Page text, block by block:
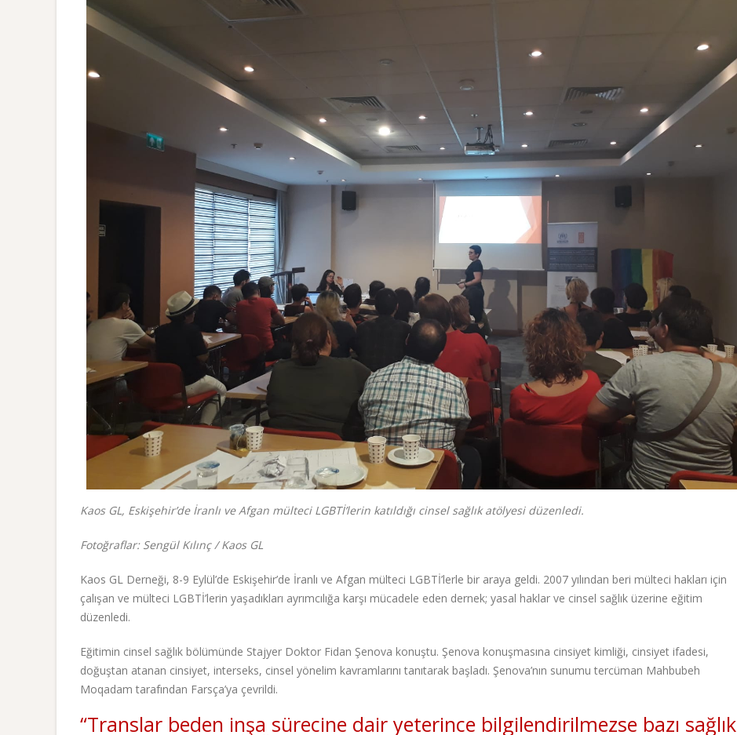
Kaos GL, Eskişehir’de İranlı ve Afgan mülteci LGBTİ’lerin katıldığı cinsel sağlık atölyesi düzenledi.
Fotoğraflar: Sengül Kılınç / Kaos GL
Kaos GL Derneği, 8-9 Eylül’de Eskişehir’de İranlı ve Afgan mülteci LGBTİ’lerle bir araya geldi. 2007 yılından beri mülteci hakları için
çalışan ve mülteci LGBTİ’lerin yaşadıkları ayrımcılığa karşı mücadele eden dernek; yasal haklar ve cinsel sağlık üzerine eğitim
düzenledi.
Eğitimin cinsel sağlık bölümünde Stajyer Doktor Fidan Şenova konuştu. Şenova konuşmasına cinsiyet kimliği, cinsiyet ifadesi,
doğuştan atanan cinsiyet, interseks, cinsel yönelim kavramlarını tanıtarak başladı. Şenova’nın sunumu tercüman Mahbubeh
Moqadam tarafından Farsça’ya çevrildi.
“Translar beden inşa sürecine dair yeterince bilgilendirilmezse bazı sağlık